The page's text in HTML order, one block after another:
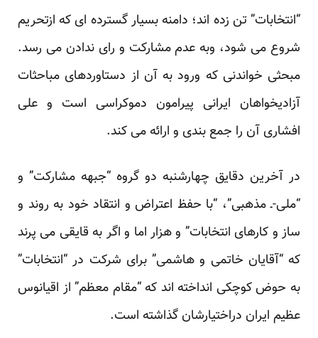
“انتخابات” تن زده اند؛ دامنه بسیار گسترده ای که ازتحریم
شروع می شود، وبه عدم مشارکت و رای ندادن می رسد.
مبحثی خواندنی که ورود به آن از دستاوردهای مباحثات
آزادیخواهان ایرانی پیرامون دموکراسی است و علی
افشاری آن را جمع بندی و ارائه می کند.
در آخرین دقایق چهارشنبه دو گروه “جبهه مشارکت” و
“ملی-ـ مذهبی”، “با حفظ اعتراض و انتقاد خود به روند و
ساز و کارهای انتخابات” و هزار اما و اگر به قایقی می پرند
که “آقایان خاتمی و هاشمی” برای شرکت در “انتخابات”
به حوض کوچکی انداخته اند که “مقام معظم” از اقیانوس
عظیم ایران دراختیارشان گذاشته است.